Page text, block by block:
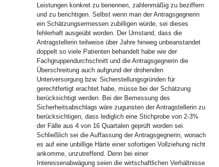
Leistungen konkret zu benennen, zahlenmäßig zu beziffern
und zu berichtigen. Selbst wenn man der Antragsgegnerin
ein Schätzungsermessen zubilligen würde, sei dieses
fehlerhaft ausgeübt worden. Der Umstand, dass die
Antragstellerin teilweise über Jahre hinweg unbeanstandet
doppelt so viele Patienten behandelt habe wie der
Fachgruppendurchschnitt und die Antragsgegnerin die
Überschreitung auch aufgrund der drohenden
Unterversorgung bzw. Sicherstellungsgründen für
gerechtfertigt erachtet habe, müsse bei der Schätzung
berücksichtigt werden. Bei der Bemessung des
Sicherheitsabschlags wäre zugunsten der Antragstellerin zu
berücksichtigen, dass lediglich eine Stichprobe von 2-3%
der Fälle aus 4 von 16 Quartalen geprüft worden sei.
Schließlich sei die Auffassung der Antragsgegnerin, wonach
es auf eine unbillige Härte einer sofortigen Vollziehung nicht
ankomme, unzutreffend. Denn bei einer
Interessenabwägung seien die wirtschaftlichen Verhältnisse